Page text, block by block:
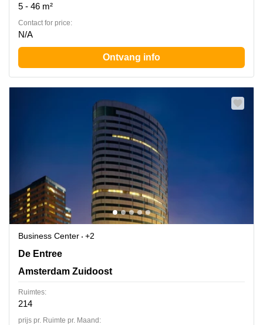
5 - 46 m²
Contact for price:
N/A
Ontvang info
Business Center
+2
De Entree 99-197, Amsterdam Zuidoost
De Entree
Amsterdam Zuidoost
Ruimtes:
214
prijs pr. Ruimte pr. Maand: